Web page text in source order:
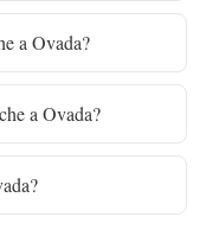
a Ovada?
a Ovada?